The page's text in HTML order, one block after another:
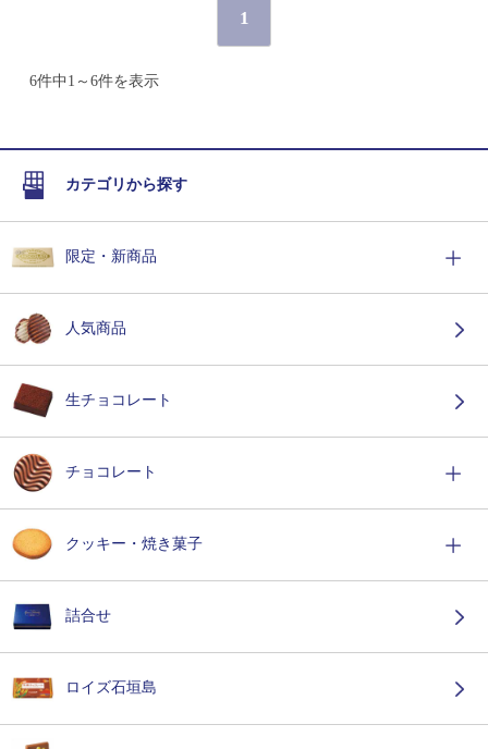
1
6件中1～6件を表示
カテゴリから探す
限定・新商品
人気商品
生チョコレート
チョコレート
クッキー・焼き菓子
詰合せ
ロイズ石垣島